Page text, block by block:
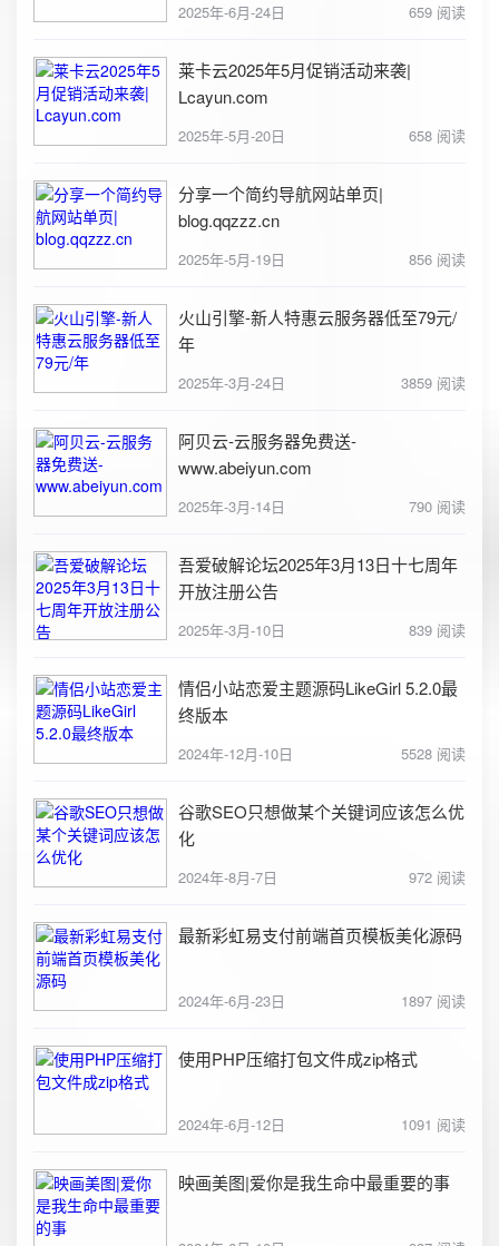
2025年-6月-24日 659 阅读
莱卡云2025年5月促销活动来袭|
Lcayun.com
2025年-5月-20日 658 阅读
分享一个简约导航网站单页|
blog.qqzzz.cn
2025年-5月-19日 856 阅读
火山引擎-新人特惠云服务器低至79元/
年
2025年-3月-24日 3859 阅读
阿贝云-云服务器免费送-
www.abeiyun.com
2025年-3月-14日 790 阅读
吾爱破解论坛2025年3月13日十七周年
开放注册公告
2025年-3月-10日 839 阅读
情侣小站恋爱主题源码LikeGirl 5.2.0最
终版本
2024年-12月-10日 5528 阅读
谷歌SEO只想做某个关键词应该怎么优
化
2024年-8月-7日 972 阅读
最新彩虹易支付前端首页模板美化源码
2024年-6月-23日 1897 阅读
使用PHP压缩打包文件成zip格式
2024年-6月-12日 1091 阅读
映画美图|爱你是我生命中最重要的事